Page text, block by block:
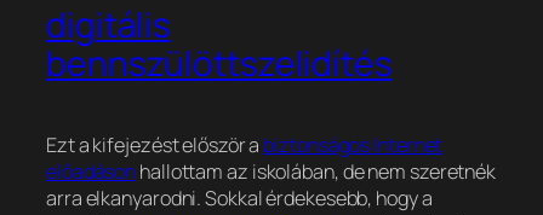
digitális
bennszülöttszelidítés
Ezt a kifejezést először a biztonságos Internet
előadásonhallottam az iskolában, de nem szeretnék
arra elkanyarodni. Sokkal érdekesebb, hogy a